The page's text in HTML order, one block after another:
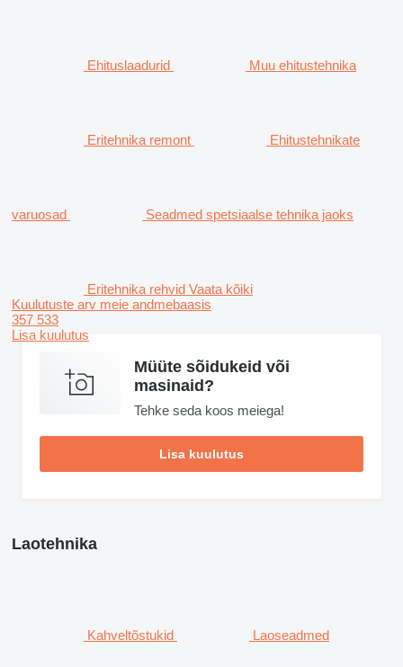
Ehituslaadurid Muu ehitustehnika
Eritehnika remont Ehitustehnikate
varuosad Seadmed spetsiaalse tehnika jaoks
Eritehnika rehvid Vaata kõiki
Kuulutuste arv meie andmebaasis
357 533
Lisa kuulutus
Müüte sõidukeid või
masinaid?
Tehke seda koos meiega!
Lisa kuulutus
Laotehnika
Kahveltõstukid Laoseadmed